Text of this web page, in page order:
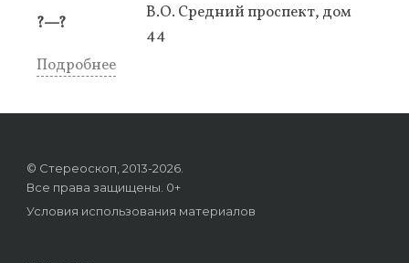
?—?
В.О. Средний проспект, дом
44
Подробнее
© Стереоскоп, 2013-2026.
Все права защищены. 0+
Условия использования материалов